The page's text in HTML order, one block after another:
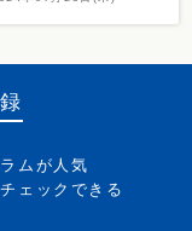
ムが人気
ェックできる